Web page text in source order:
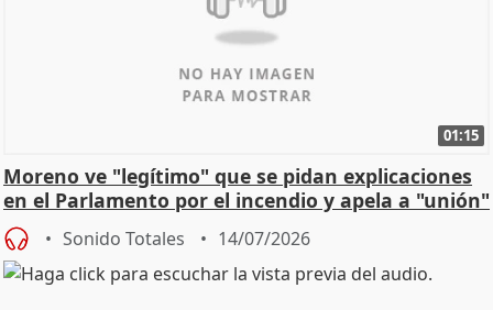
01:15
Moreno ve "legítimo" que se pidan explicaciones
en el Parlamento por el incendio y apela a "unión"
y
Sonido Totales 14/07/2026